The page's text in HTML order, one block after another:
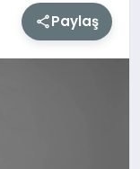
Paylaş